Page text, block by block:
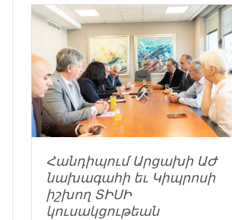
Հանդիպում Արցախի ԱԺ
նախագահի եւ Կիպրոսի
իշխող ՏԻՍԻ
կուսակցութեան